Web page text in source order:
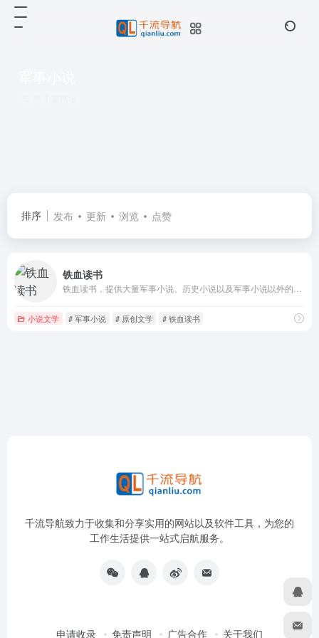
排序 发布 更新 浏览 点赞
铁血读书
小说文学 # 军事小说 # 原创文学 # 铁血读书
千流导航致力于收集和分享实用的网站以及软件工具，为您的
工作生活提供一站式启航服务。
申请收录 免责声明 广告合作 关于我们